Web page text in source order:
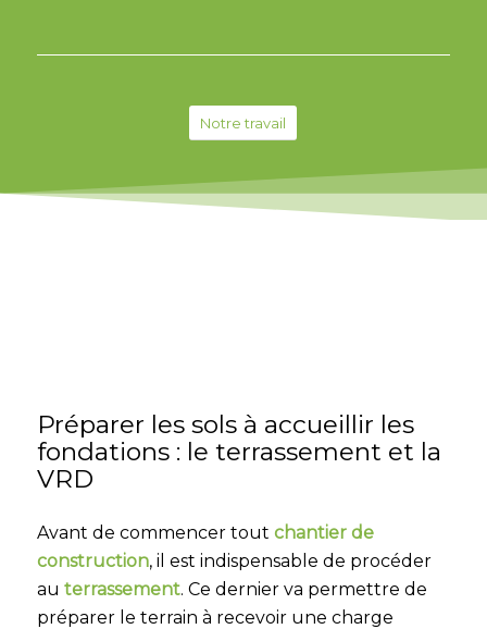
Notre travail
Préparer les sols à accueillir les
fondations : le terrassement et la
VRD
Avant de commencer tout chantier de
construction, il est indispensable de procéder
au terrassement. Ce dernier va permettre de
préparer le terrain à recevoir une charge